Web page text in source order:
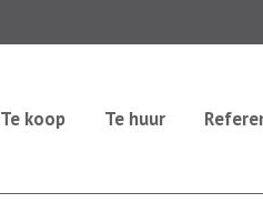
Te koop Te huur